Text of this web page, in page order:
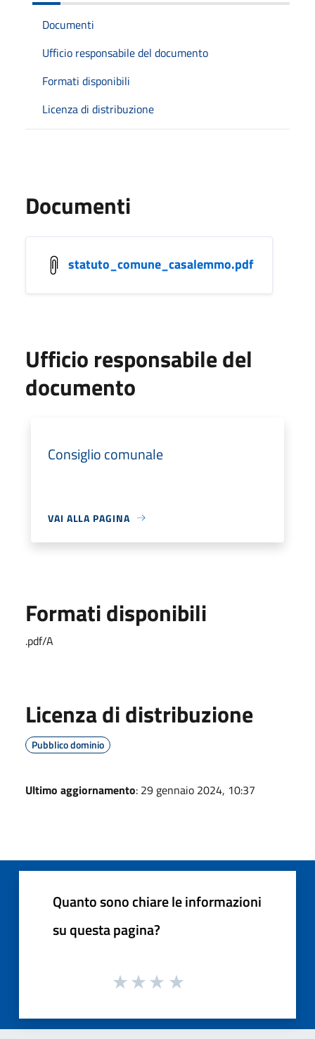
Documenti
Ufficio responsabile del documento
Formati disponibili
Licenza di distribuzione
Documenti
statuto_comune_casalemmo.pdf
Ufficio responsabile del
documento
Consiglio comunale
VAI ALLA PAGINA
Formati disponibili
.pdf/A
Licenza di distribuzione
Pubblico dominio
Ultimo aggiornamento: 29 gennaio 2024, 10:37
Quanto sono chiare le informazioni
su questa pagina?